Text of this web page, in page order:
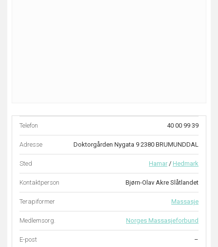
Telefon 40 00 99 39
Adresse Doktorgården Nygata 9 2380 BRUMUNDDAL
Sted Hamar / Hedmark
Kontaktperson Bjørn-Olav Akre Slåtlandet
Terapiformer Massasje
Medlemsorg. Norges Massasjeforbund
E-post –